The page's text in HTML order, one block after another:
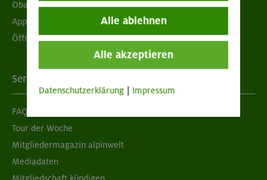
Obacht geben!
App "Mein DAV+"
Öffnungszeiten
Services
FAQ
Tour der Woche
Mitgliedermagazin alpinwelt
Mediadaten
Alle ablehnen
Alle akzeptieren
Datenschutzerklärung Impressum